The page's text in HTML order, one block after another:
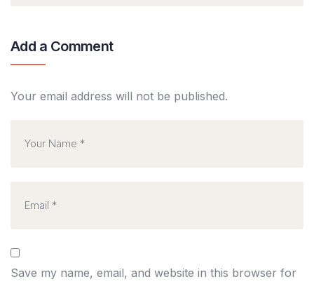
Add a Comment
Your email address will not be published.
Save my name, email, and website in this browser for